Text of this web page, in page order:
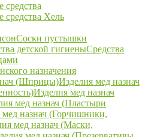
средства
средства Хель
Соски пустышки
детской гигиеныСредства
назначения
(Шприцы)Изделия мед назнач
Изделия мед назнач
мед назнач (Пластыри
мед назнач (Горчишники,
мед назнач (Маски,